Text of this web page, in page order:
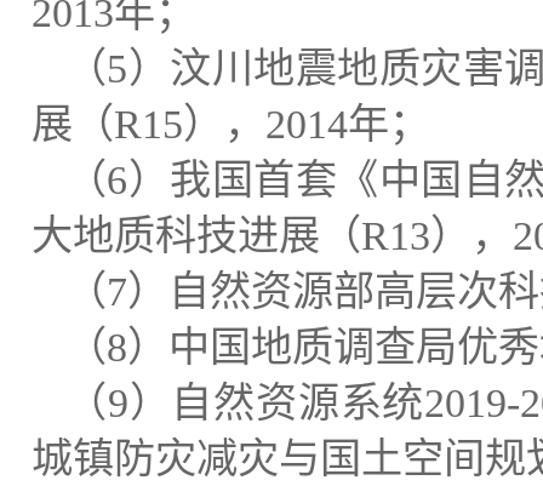
2013年；
（5）汶川地震地质灾害
展（R15）， 2014年；
（6）我国首套《中国自
大地质科技进展（R13），
（7）自然资源部高层次
（8）中国地质调查局优
（9）自然资源系统2019-
城镇防灾减灾与国土空间规